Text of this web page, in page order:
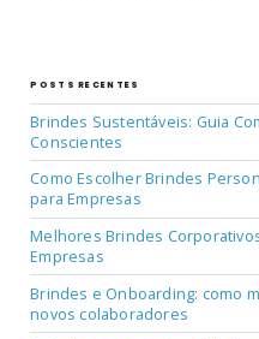
POSTS RECENTES
Brindes Sustentáveis: Guia
Conscientes
Como Escolher Brindes
para Empresas
Melhores Brindes
Empresas
Brindes e Onboarding: como
novos colaboradores